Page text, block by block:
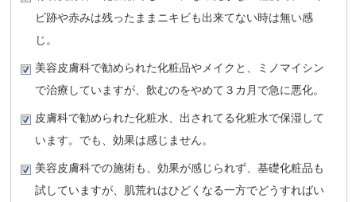
ビ跡や赤みは残ったままニキビも出来てない時は無い感
じ。
美容皮膚科で勧められた化粧品やメイクと、ミノマイシン
で治療していますが、飲むのをやめて３カ月で急に悪化。
皮膚科で勧められた化粧水、出されてる化粧水で保湿して
います。でも、効果は感じません。
美容皮膚科での施術も、効果が感じられず、基礎化粧品も
試していますが、肌荒れはひどくなる一方でどうすればい